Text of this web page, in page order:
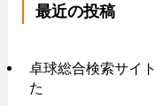
最近の投稿
卓球総合検索サイ
た